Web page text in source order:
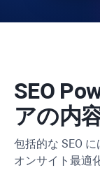
SEO
アの内
包括的な SEO
オンサイト最適